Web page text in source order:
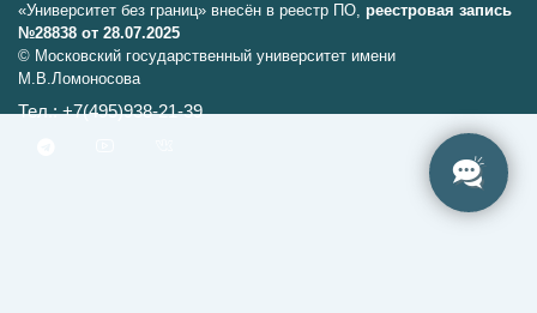
«Университет без границ» внесён в реестр ПО, реестровая запись
№28838 от 28.07.2025
© Московский государственный университет имени
М.В.Ломоносова
Тел.: +7(495)938-21-39